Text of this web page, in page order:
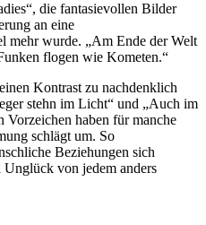
die fantasievollen Bilder
an eine
mehr wurde. „Am Ende der Welt
flogen wie Kometen.“
Kontrast zu nachdenklich
stehn im Licht“ und „Auch im
Vorzeichen haben für manche
schlägt um. So
Beziehungen sich
von jedem anders